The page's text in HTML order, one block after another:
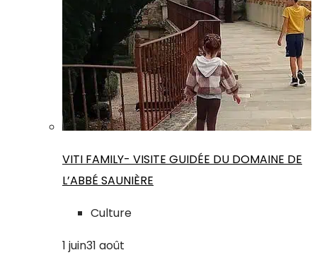
VITI FAMILY- VISITE GUIDÉE DU DOMAINE DE
L’ABBÉ SAUNIÈRE
Culture
1 juin31 août